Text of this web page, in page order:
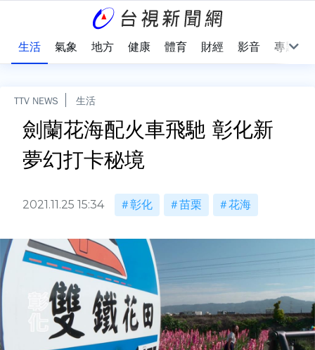
生活 氣象 地方 健康 體育 財經 影音 專題
TTV NEWS 生活
劍蘭花海配火車飛馳 彰化新
夢幻打卡秘境
2021.11.25 15:34 彰化 苗栗 花海